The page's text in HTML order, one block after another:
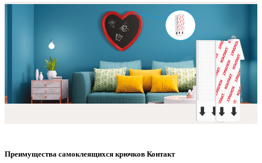
Преимущества самоклеящихся крючков Контакт